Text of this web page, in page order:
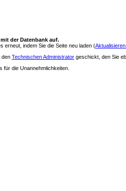
der Datenbank auf.
erneut, indem Sie die Seite neu laden (
den Technischen Administrator geschickt, den Sie
für die Unannehmlichkeiten.